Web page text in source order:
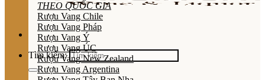
Tìm kiếm:
THEO QUỐC GIA
Rượu Vang Chile
Rượu Vang Pháp
Rượu Vang Ý
Rượu Vang ÚC
Rượu Vang New Zealand
Rượu Vang Argentina